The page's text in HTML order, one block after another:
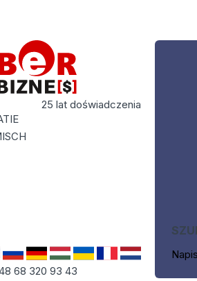
25 lat doświadczenia
68 320 93 43